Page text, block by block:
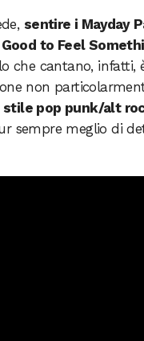
sentire i Mayday
to Feel
che cantano,
non
stile pop punk/alt
sempre meglio di